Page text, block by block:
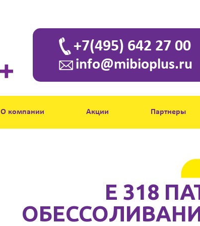
+7(495) 642 27 00
info@mibioplus.ru
О компании Акции Партнеры
E 318